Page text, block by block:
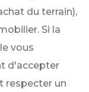
du terrain),
Si la
vous
d'accepter
respecter un